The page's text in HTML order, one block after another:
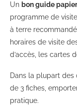
Un bon guide papier
programme de
à terre
horaires de visite
d’accès, les cartes
Dans la plupart des
de 3 fiches,
pratique.